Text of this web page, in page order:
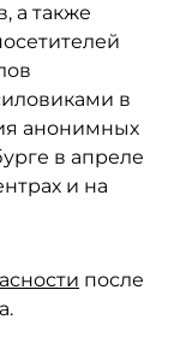
а также
в
анонимных
в апреле
и на
после